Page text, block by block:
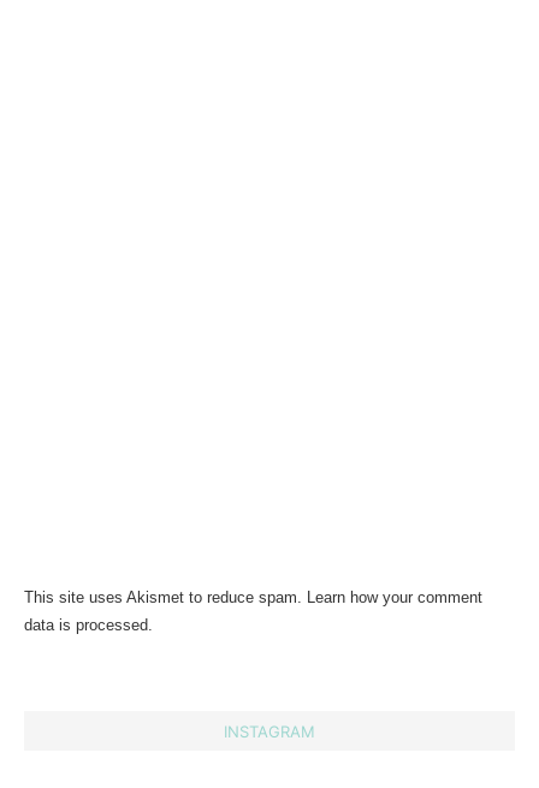
This site uses Akismet to reduce spam. Learn how your comment
data is processed.
INSTAGRAM